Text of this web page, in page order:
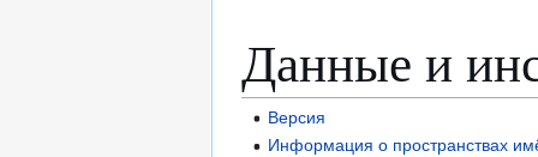
Данные и
Версия
Информация о пространствах